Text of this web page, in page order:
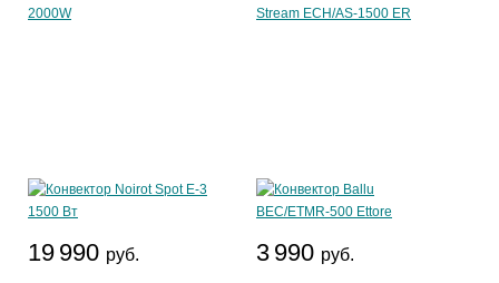
2000W
Stream ECH/AS-1500 ER
19 990 руб. 3 990 руб.